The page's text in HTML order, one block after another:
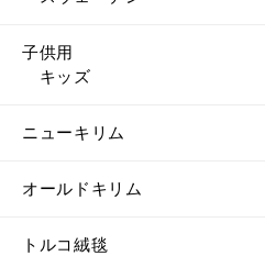
子供用
キッズ
ニューキリム
オールドキリム
トルコ絨毯